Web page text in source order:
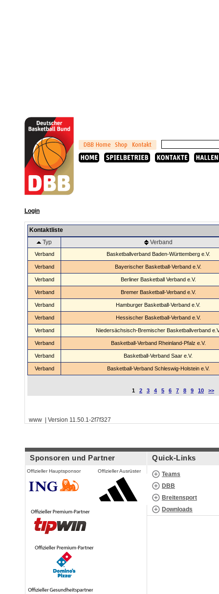
Login
Kontaktliste
Typ
Verband
Verband Basketballverband Baden-Württemberg e.V.
Verband Bayerischer Basketball-Verband e.V.
Verband Berliner Basketball Verband e.V.
Verband Bremer Basketball-Verband e.V.
Verband Hamburger Basketball-Verband e.V.
Verband Hessischer Basketball-Verband e.V.
Verband Niedersächsisch-Bremischer Basketballverband
Verband Basketball-Verband Rheinland-Pfalz e.V.
Verband Basketball-Verband Saar e.V.
Verband Basketball-Verband Schleswig-Holstein e.V.
1 2 3 4 5 6 7 8 9 10 >>
www | Version 11.50.1-2f7f327
Sponsoren und Partner
Offizieller Hauptsponsor Offizieller Ausrüster
Quick-Links
Teams
DBB
Breitensport
Downloads